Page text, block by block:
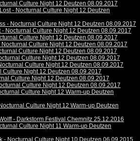
Culture Night 12 Deutzen 08.09.2017
- Nocturnal Culture Night 12 Deutzen
- Nocturnal Culture Night 12 Deutzen 08.09.2017
- Nocturnal Culture Night 12 Deutzen 08.09.2017
Culture Night 12 Deutzen 08.09.2017
Nocturnal Culture Night 12 Deutzen 08.09.2017
Culture Night 12 Deutzen 08.09.2017
Culture Night 12 Deutzen 08.09.2017
Culture Night 12 Deutzen 08.09.2017
Culture Night 12 Deutzen 08.09.2017
Culture Night 12 Deutzen 08.09.2017
Culture Night 12 Deutzen 08.09.2017
Culture Night 12 Warm-up Deutzen
Culture Night 12 Warm-up Deutzen
- Darkstorm Festival Chemnitz 25.12.2016
Culture Night 11 Warm-up Deutzen